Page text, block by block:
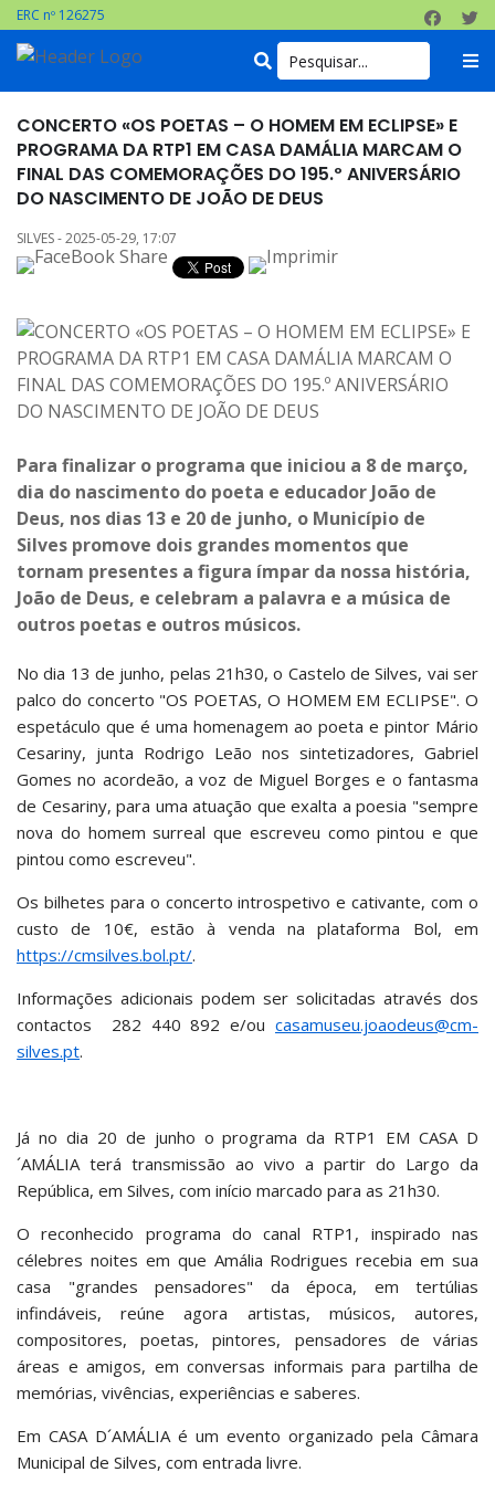
ERC nº 126275
CONCERTO «OS POETAS – O HOMEM EM ECLIPSE» E
PROGRAMA DA RTP1 EM CASA DAMÁLIA MARCAM O
FINAL DAS COMEMORAÇÕES DO 195.º ANIVERSÁRIO
DO NASCIMENTO DE JOÃO DE DEUS
SILVES - 2025-05-29, 17:07
Para finalizar o programa que iniciou a 8 de março,
dia do nascimento do poeta e educador João de
Deus, nos dias 13 e 20 de junho, o Município de
Silves promove dois grandes momentos que
tornam presentes a figura ímpar da nossa história,
João de Deus, e celebram a palavra e a música de
outros poetas e outros músicos.
No dia 13 de junho, pelas 21h30, o Castelo de Silves, vai ser
palco do concerto "OS POETAS, O HOMEM EM ECLIPSE". O
espetáculo que é uma homenagem ao poeta e pintor Mário
Cesariny, junta Rodrigo Leão nos sintetizadores, Gabriel
Gomes no acordeão, a voz de Miguel Borges e o fantasma
de Cesariny, para uma atuação que exalta a poesia "sempre
nova do homem surreal que escreveu como pintou e que
pintou como escreveu".
Os bilhetes para o concerto introspetivo e cativante, com o
custo de 10€, estão à venda na plataforma Bol, em
https://cmsilves.bol.pt/.
Informações adicionais podem ser solicitadas através dos
contactos 282 440 892 e/ou casamuseu.joaodeus@cm-
silves.pt.
Já no dia 20 de junho o programa da RTP1 EM CASA D
´AMÁLIA terá transmissão ao vivo a partir do Largo da
República, em Silves, com início marcado para as 21h30.
O reconhecido programa do canal RTP1, inspirado nas
célebres noites em que Amália Rodrigues recebia em sua
casa "grandes pensadores" da época, em tertúlias
infindáveis, reúne agora artistas, músicos, autores,
compositores, poetas, pintores, pensadores de várias
áreas e amigos, em conversas informais para partilha de
memórias, vivências, experiências e saberes.
Em CASA D´AMÁLIA é um evento organizado pela Câmara
Municipal de Silves, com entrada livre.